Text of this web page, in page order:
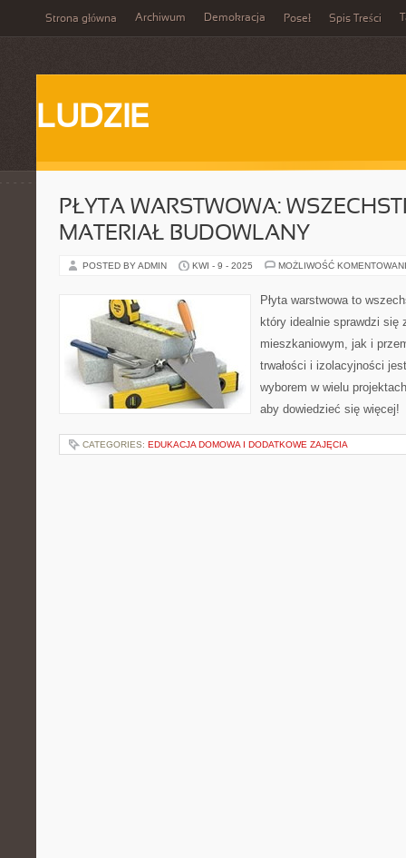
Strona główna Archiwum Demokracja Poseł Spis Treści
LUDZIE
PŁYTA WARSTWOWA:
MATERIAŁ BUDOWLANY
POSTED BY ADMIN KWI - 9 - 2025 MOŻLIWOŚĆ
Płyta warstwowa to
który idealnie sprawdzi się
mieszkaniowym, jak i
trwałości i izolacyjności
wyborem w wielu
aby dowiedzieć się więcej!
CATEGORIES: EDUKACJA DOMOWA I DODATKOWE ZAJĘCIA